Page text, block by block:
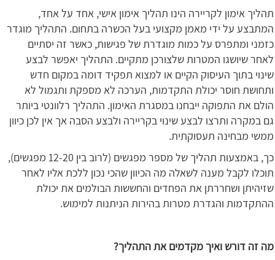
תהליך אימון לקריירה הינו תהליך אימון אישי, אחד על אחד,
המתבצע על ידי מאמן מקצועי בעל הכשרה בתחום. התהליך מוגדר
כזמני ומתפרס על כמות מוגדרת של פגישות, כאשר זה יסתיים
לאחר שיושגו המטרות שלצורכן מתקיים. התהליך יאפשר לבצע
שינוי בתוך העיסוק הקיים או למצוא תפקיד דומה במקום חדש
ותחושת חוסר יכולת התקדמות, הערכה לא מספקת ותגמול לא
הולם את התפוקה ייבחנו במסגרת האימון. התהליך רלוונטי ביותר
גם במקרה ותרצו לבצע שינוי בקריירה ולבצע הסבה אך אין לכן כיוון
ממשי מבחינה תעסוקתית.
כך, באמצעות תהליך של מספר מפגשים (לרוב בין 12-20 מפגשים),
תוכלו לקבל מענה לשאלה מה הכיוון שהכי נכון ללכת אליו לאחר
שזיהיתן ושחררתן את הפחדים והחששות הבולמים את יכולת
ההתקדמות והגדרת מטרות בהירות הניתנות למימוש.
מה זה דורש ואיך מקדמים את התהליך?